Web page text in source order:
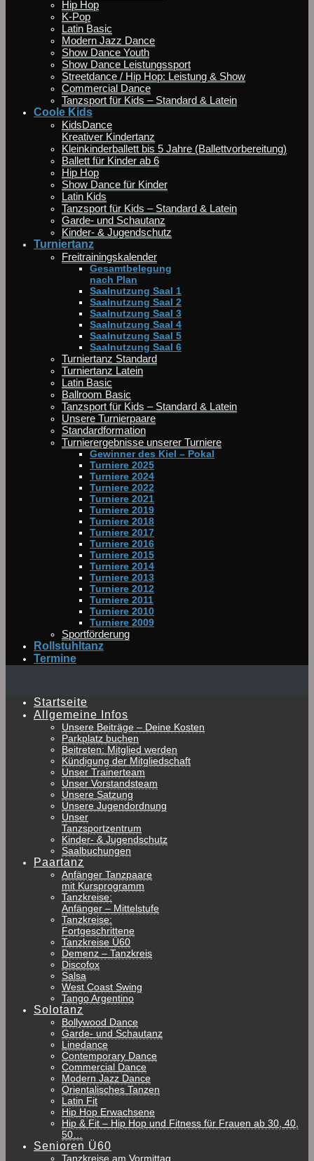
Hip Hop
K-Pop
Latin Basic
Modern Jazz Dance
Show Dance Youth
Show Dance Leistungssport
Streetdance / Hip Hop: Leistung & Show
Commercial Dance
Tanzsport für Kids – Standard & Latein
Coole Kids
KidsDance
Kreativer Kindertanz
Kleinkinderballett bis 5 Jahre (Ballettvorbereitung)
Ballett für Kinder ab 6
Hip Hop
Show Dance für Kinder
Latin Kids
Tanzsport für Kids – Standard & Latein
Garde- und Schautanz
Kinder- & Jugendschutz
Turniertanz
Freitrainingskalender
Gesamtbelegung
nach Plan
Saalnutzung Saal 1
Saalnutzung Saal 2
Saalnutzung Saal 3
Saalnutzung Saal 4
Saalnutzung Saal 5
Saalnutzung Saal 6
Turniertanz Standard
Turniertanz Latein
Latin Basic
Ballroom Basic
Tanzsport für Kids – Standard & Latein
Unsere Turnierpaare
Standardformation
Turnierergebnisse unserer Turniere
Gewinner des Kiel – Pokal
Turniere 2025
Turniere 2024
Turniere 2022
Turniere 2021
Turniere 2019
Turniere 2018
Turniere 2017
Turniere 2016
Turniere 2015
Turniere 2014
Turniere 2013
Turniere 2012
Turniere 2011
Turniere 2010
Turniere 2009
Sportförderung
Rollstuhltanz
Termine
Startseite
Allgemeine Infos
Unsere Beiträge – Deine Kosten
Parkplatz buchen
Beitreten: Mitglied werden
Kündigung der Mitgliedschaft
Unser Trainerteam
Unser Vorstandsteam
Unsere Satzung
Unsere Jugendordnung
Unser
Tanzsportzentrum
Kinder- & Jugendschutz
Saalbuchungen
Paartanz
Anfänger Tanzpaare
mit Kursprogramm
Tanzkreise:
Anfänger – Mittelstufe
Tanzkreise:
Fortgeschrittene
Tanzkreise Ü60
Demenz – Tanzkreis
Discofox
Salsa
West Coast Swing
Tango Argentino
Solotanz
Bollywood Dance
Garde- und Schautanz
Linedance
Contemporary Dance
Commercial Dance
Modern Jazz Dance
Orientalisches Tanzen
Latin Fit
Hip Hop Erwachsene
Hip & Fit – Hip Hop und Fitness für Frauen ab 30, 40,
50…
Senioren Ü60
Tanzkreise am Vormittag